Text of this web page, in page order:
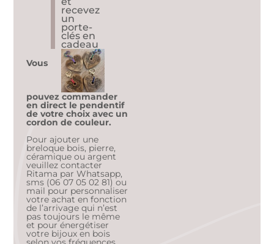
recevez
un
porte-
clés en
cadeau
Vous
pouvez commander
en direct le pendentif
de votre choix avec un
cordon de couleur.
Pour ajouter une
breloque bois, pierre,
céramique ou argent
veuillez contacter
Ritama par Whatsapp,
sms (06 07 05 02 81) ou
mail pour personnaliser
votre achat en fonction
de l’arrivage qui n’est
pas toujours le même
et pour énergétiser
votre bijoux en bois